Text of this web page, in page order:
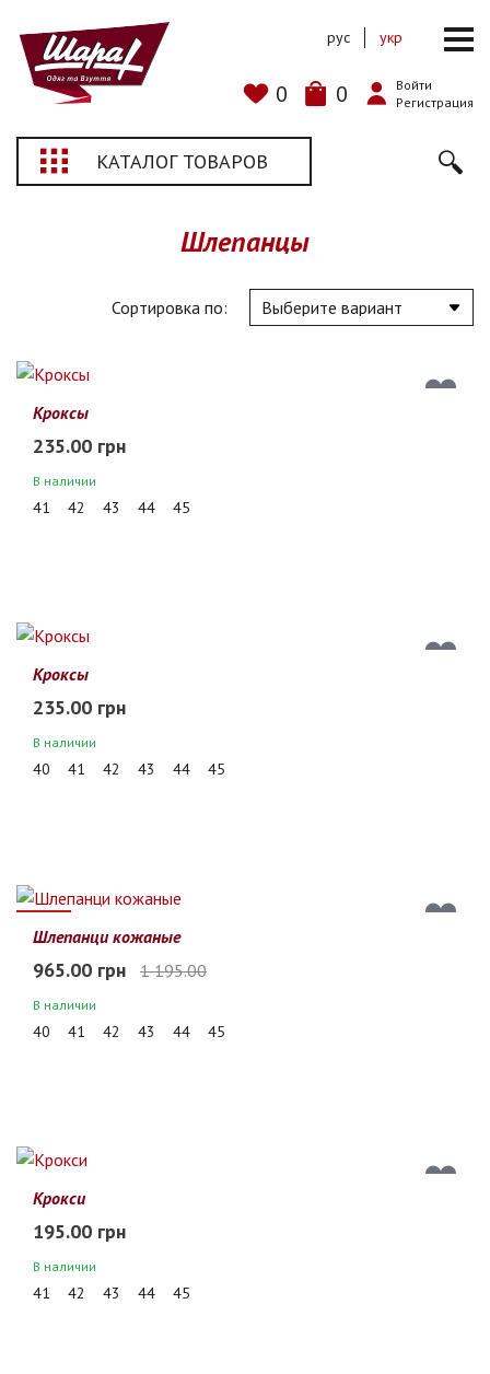
0 0
Войти
Регистрация
рус укр
КАТАЛОГ ТОВАРОВ
Шлепанцы
Сортировка по:
Кроксы
235.00 грн
В наличии
41 42 43 44 45
Кроксы
235.00 грн
В наличии
40 41 42 43 44 45
19%
Шлепанци кожаные
965.00 грн 1 195.00
В наличии
40 41 42 43 44 45
Крокси
195.00 грн
В наличии
41 42 43 44 45